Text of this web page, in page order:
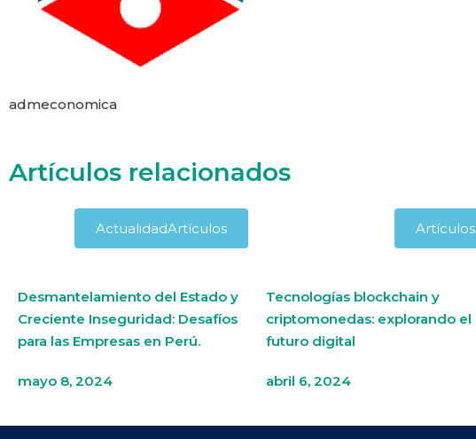
admeconomica
Artículos relacionados
ActualidadArtículos
Desmantelamiento del Estado y
Creciente Inseguridad: Desafíos
para las Empresas en Perú.
mayo 8, 2024
Artículos
Tecnologías blockchain y
criptomonedas: explorando el
futuro digital
abril 6, 2024